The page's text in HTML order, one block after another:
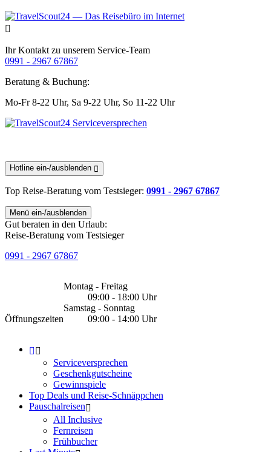
Ihr Kontakt zu unserem Service-Team
0991 - 2967 67867
Beratung & Buchung:
Mo-Fr 8-22 Uhr, Sa 9-22 Uhr, So 11-22 Uhr
Hotline ein-/ausblenden
Top Reise-Beratung vom Testsieger: 0991 - 2967 67867
Menü ein-/ausblenden
Gut beraten in den Urlaub:
Reise-Beratung vom Testsieger
0991 - 2967 67867
Öffnungszeiten
Montag - Freitag
09:00 - 18:00 Uhr
Samstag - Sonntag
09:00 - 14:00 Uhr
Serviceversprechen
Geschenkgutscheine
Gewinnspiele
Top Deals und Reise-Schnäppchen
Pauschalreisen
All Inclusive
Fernreisen
Frühbucher